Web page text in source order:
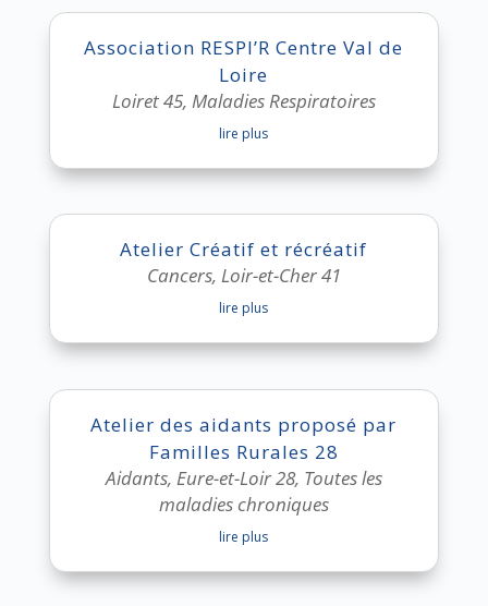
Association RESPI’R Centre Val de
Loire
Loiret 45, Maladies Respiratoires
lire plus
Atelier Créatif et récréatif
Cancers, Loir-et-Cher 41
lire plus
Atelier des aidants proposé par
Familles Rurales 28
Aidants, Eure-et-Loir 28, Toutes les
maladies chroniques
lire plus